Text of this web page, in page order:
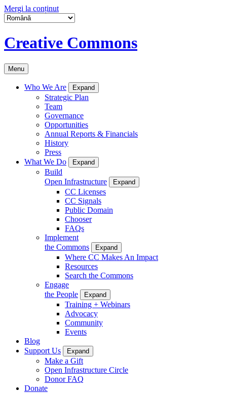
Mergi la conținut
Creative Commons
Menu
Who We Are Expand
Strategic Plan
Team
Governance
Opportunities
Annual Reports & Financials
History
Press
What We Do
Expand
Build
Open Infrastructure
Expand
CC Licenses
CC Signals
Public Domain
Chooser
FAQs
Implement
the Commons
Expand
Where CC Makes An Impact
Resources
Search the Commons
Engage
the People
Expand
Training + Webinars
Advocacy
Community
Events
Blog
Support Us
Expand
Make a Gift
Open Infrastructure Circle
Donor FAQ
Donate